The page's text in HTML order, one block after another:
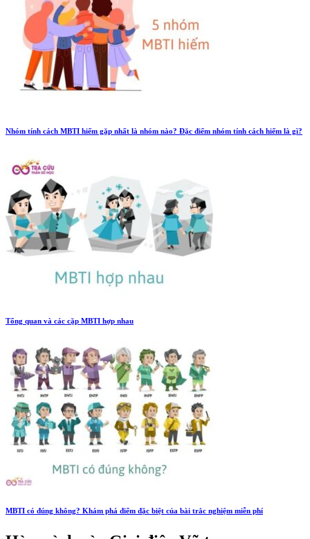
Nhóm tính cách MBTI hiếm gặp nhất là nhóm nào? Đặc điểm nhóm tính cách hiếm là gì?
Tổng quan và các cặp MBTI hợp nhau
MBTI có đúng không? Khám phá điểm đặc biệt của bài trắc nghiệm miễn phí